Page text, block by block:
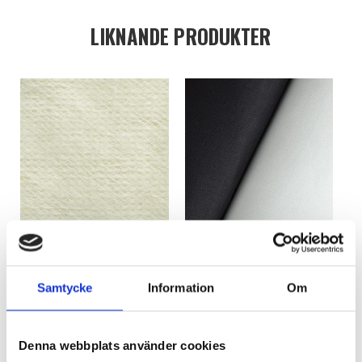
Samtycke Information Om
Denna webbplats använder cookies
LIKNANDE PRODUKTER
VÄLJ ALTERNATIV VÄLJ ALTERNATIV
NYHET NYHET